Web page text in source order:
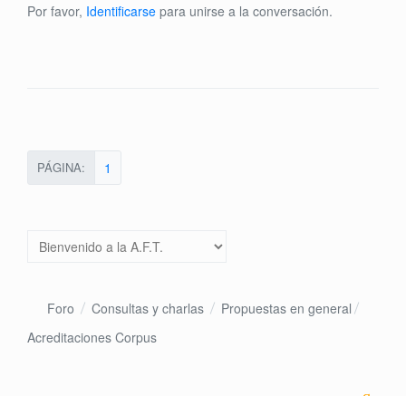
Por favor, Identificarse para unirse a la conversación.
PÁGINA: 1
Foro Consultas y charlas
Propuestas en general
Acreditaciones Corpus